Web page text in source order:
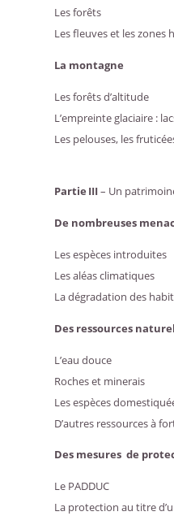
Les forêts
Les fleuves et les zones
La montagne
Les forêts d’altitude
L’empreinte glaciaire :
Les pelouses, les
Partie III– Un
De nombreuses
Les espèces introduites
Les aléas climatiques
La dégradation des
Des ressources
L’eau douce
Roches et minerais
Les espèces
D’autres ressources à
Des mesures de
Le PADDUC
La protection au titre